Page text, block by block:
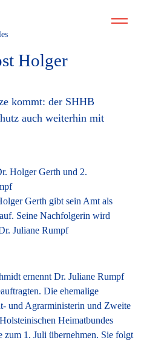
Holger
kommt: der SHHB
auch weiterhin mit
Gerth gibt sein Amt als
Seine Nachfolgerin wird
Juliane Rumpf
ernennt Dr. Juliane Rumpf
Die ehemalige
und Agrarministerin und Zweite
Heimatbundes
1. Juli übernehmen. Sie folgt